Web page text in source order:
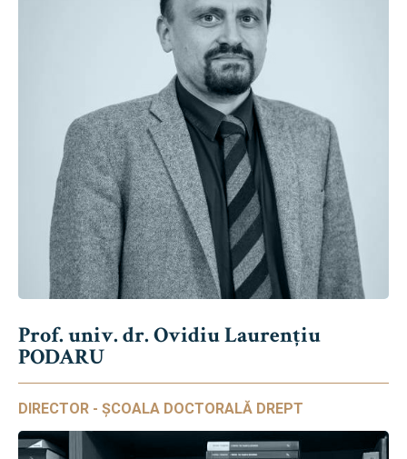
Prof. univ. dr. Ovidiu Laurențiu
PODARU
DIRECTOR - ȘCOALA DOCTORALĂ DREPT